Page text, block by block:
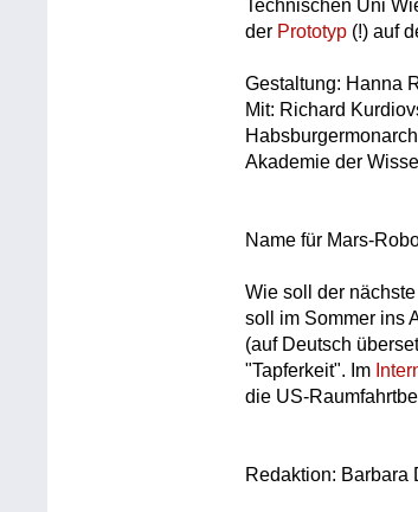
Technischen Uni
der Prototyp (!) auf
Gestaltung: Hanna
Mit: Richard
Akademie der
Name für Mars-
Wie soll der
soll im Sommer ins
(auf Deutsch
"Tapferkeit". Im
die US-
Redaktion: Barbara